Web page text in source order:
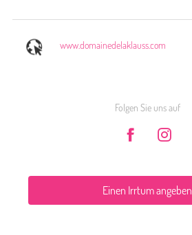
www.domainedelaklauss.com
Folgen Sie uns auf
Einen Irrtum angeben